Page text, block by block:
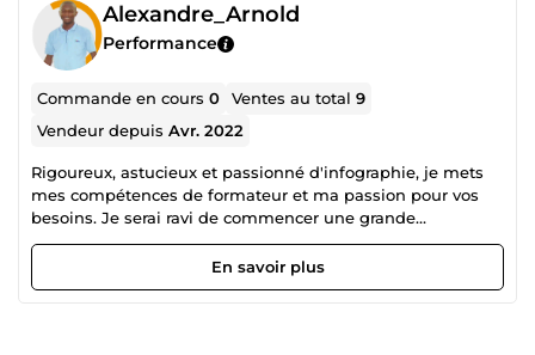
Alexandre_Arnold
Performance
Commande en cours0 Ventes au total9
Vendeur depuisAvr. 2022
Rigoureux, astucieux et passionné d'infographie, je mets
mes compétences de formateur et ma passion pour vos
besoins. Je serai ravi de commencer une grande
collaboration avec vous.
En savoir plus